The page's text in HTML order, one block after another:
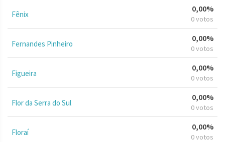
Fênix
0,00%
0 votos
Fernandes Pinheiro
0,00%
0 votos
Figueira
0,00%
0 votos
Flor da Serra do Sul
0,00%
0 votos
Floraí
0,00%
0 votos